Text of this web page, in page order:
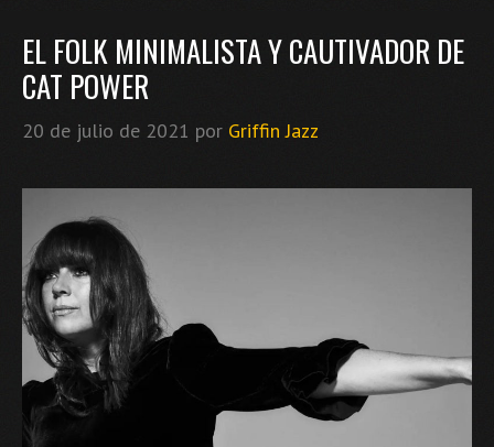
EL FOLK MINIMALISTA Y CAUTIVADOR DE
CAT POWER
20 de julio de 2021 por Griffin Jazz